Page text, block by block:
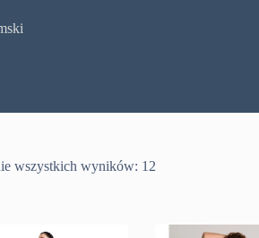
wszystkich wyników: 12